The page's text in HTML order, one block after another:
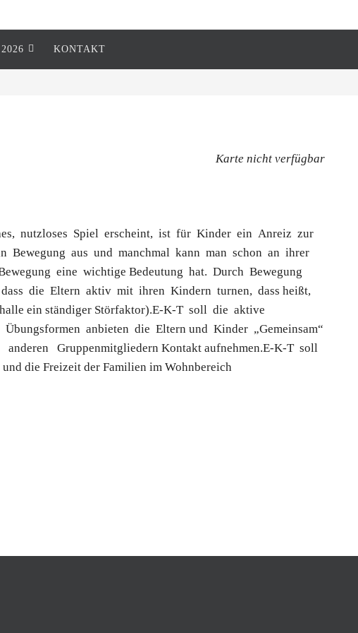
KONTAKT
Karte nicht verfügbar
nutzloses Spiel erscheint, ist für Kinder ein Anreiz zur
aus und manchmal kann man schon an ihrer
eine wichtige Bedeutung hat. Durch Bewegung
die Eltern aktiv mit ihren Kindern turnen, dass heißt,
ein ständiger Störfaktor).E-K-T soll die aktive
anbieten die Eltern und Kinder „Gemeinsam“
Gruppenmitgliedern Kontakt aufnehmen.E-K-T soll
die Freizeit der Familien im Wohnbereich